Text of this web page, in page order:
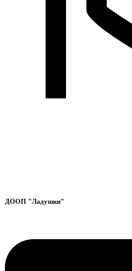
ДООП "Ладушки"